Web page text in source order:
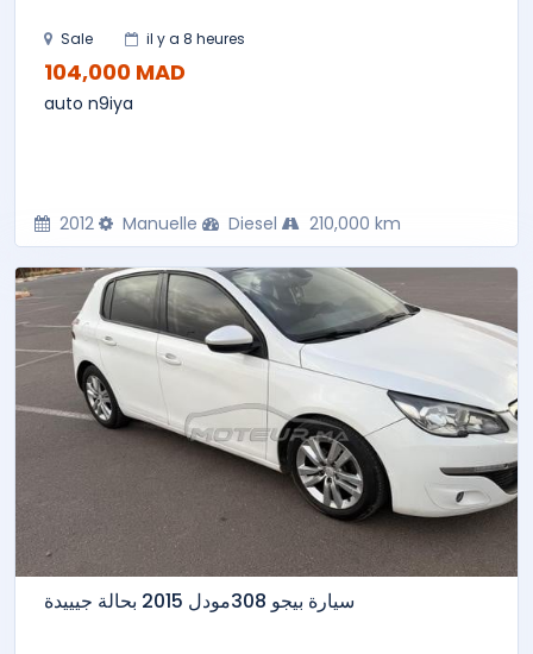
Sale il y a 8 heures
104,000 MAD
auto n9iya
2012 Manuelle Diesel 210,000 km
سيارة بيجو 308مودل 2015 بحالة جيييدة